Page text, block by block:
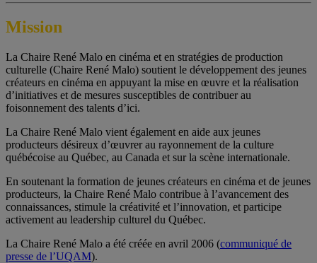
Mission
La Chaire René Malo en cinéma et en stratégies de production
culturelle (Chaire René Malo) soutient le développement des jeunes
créateurs en cinéma en appuyant la mise en œuvre et la réalisation
d’initiatives et de mesures susceptibles de contribuer au
foisonnement des talents d’ici.
La Chaire René Malo vient également en aide aux jeunes
producteurs désireux d’œuvrer au rayonnement de la culture
québécoise au Québec, au Canada et sur la scène internationale.
En soutenant la formation de jeunes créateurs en cinéma et de jeunes
producteurs, la Chaire René Malo contribue à l’avancement des
connaissances, stimule la créativité et l’innovation, et participe
activement au leadership culturel du Québec.
La Chaire René Malo a été créée en avril 2006 (communiqué de
presse de l’UQAM).